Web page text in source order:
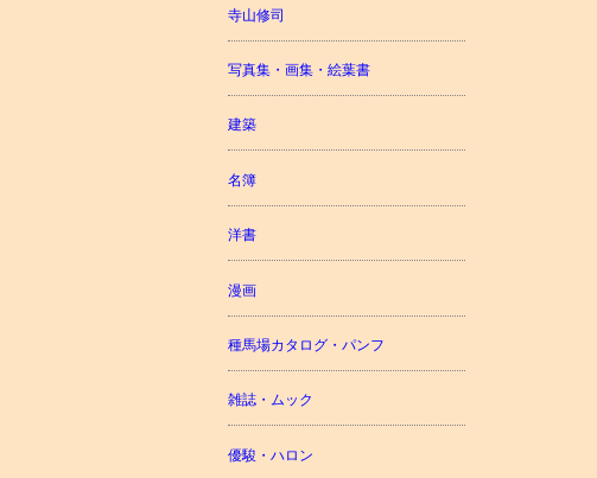
寺山修司
写真集・画集・絵葉書
建築
名簿
洋書
漫画
種馬場カタログ・パンフ
雑誌・ムック
優駿・ハロン